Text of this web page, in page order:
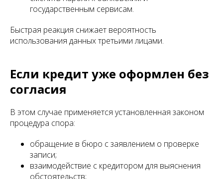
государственным сервисам.
Быстрая реакция снижает вероятность
использования данных третьими лицами.
Если кредит уже оформлен без
согласия
В этом случае применяется установленная законом
процедура спора:
обращение в бюро с заявлением о проверке
записи;
взаимодействие с кредитором для выяснения
обстоятельств;